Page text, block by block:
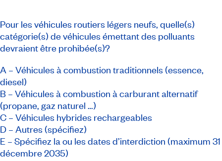
Pour les véhicules routiers légers neufs, quelle(s)
catégorie(s) de véhicules émettant des polluants
devraient être prohibée(s)?
A – Véhicules à combustion traditionnels (essence,
diesel)
B – Véhicules à combustion à carburant alternatif
(propane, gaz naturel …)
C – Véhicules hybrides rechargeables
D – Autres (spécifiez)
E – Spécifiez la ou les dates d’interdiction (maximum 31
décembre 2035)